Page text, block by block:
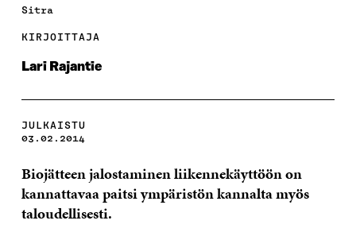
Sitra
KIRJOITTAJA
Lari Rajantie
JULKAISTU
03.02.2014
Biojätteen jalostaminen liikennekäyttöön on
kannattavaa paitsi ympäristön kannalta myös
taloudellisesti.